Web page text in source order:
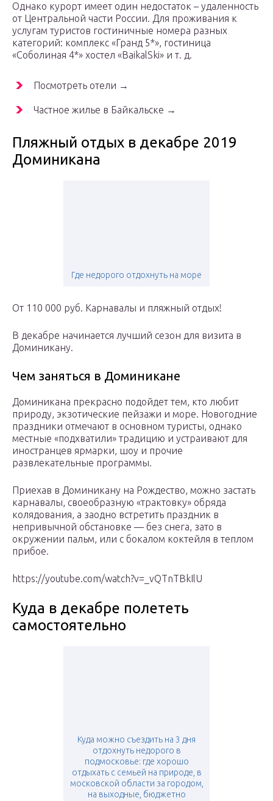
Однако курорт имеет один недостаток – удаленность
от Центральной части России. Для проживания к
услугам туристов гостиничные номера разных
категорий: комплекс «Гранд 5*», гостиница
«Соболиная 4*» хостел «BaikalSki» и т. д.
Посмотреть отели →
Частное жилье в Байкальске →
Пляжный отдых в декабре 2019
Доминикана
Где недорого отдохнуть на море
От 110 000 руб. Карнавалы и пляжный отдых!
В декабре начинается лучший сезон для визита в
Доминикану.
Чем заняться в Доминикане
Доминикана прекрасно подойдет тем, кто любит
природу, экзотические пейзажи и море. Новогодние
праздники отмечают в основном туристы, однако
местные «подхватили» традицию и устраивают для
иностранцев ярмарки, шоу и прочие
развлекательные программы.
Приехав в Доминикану на Рождество, можно застать
карнавалы, своеобразную «трактовку» обряда
колядования, а заодно встретить праздник в
непривычной обстановке — без снега, зато в
окружении пальм, или с бокалом коктейля в теплом
прибое.
https://youtube.com/watch?v=_vQTnTBkIlU
Куда в декабре полететь
самостоятельно
Куда можно съездить на 3 дня
отдохнуть недорого в
подмосковье: где хорошо
отдыхать с семьей на природе, в
московской области за городом,
на выходные, бюджетно